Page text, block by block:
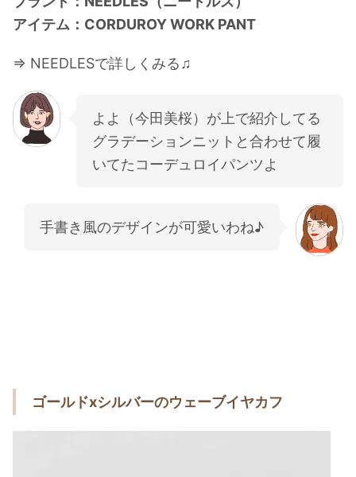
アイテム：CORDUROY WORK PANT
⇒ NEEDLESで詳しくみる♫
よよ（今田美桜）が上で紹介してる
グラデーションニットと合わせて履
いてたコーデュロイパンツよ
手書き風のデザインが可愛いわね♪
ゴールドxシルバーのウェーブイヤカフ